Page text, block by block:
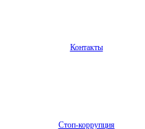
Контакты
Стоп-коррупция